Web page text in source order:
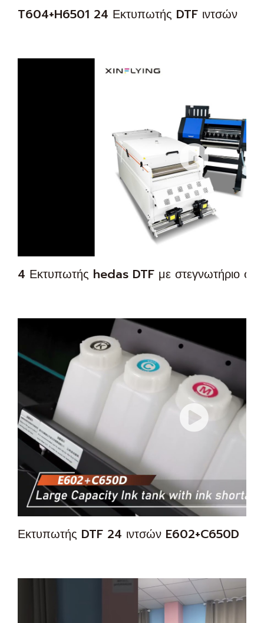
T604+H6501 24 Εκτυπωτής DTF ιντσών
4 Εκτυπωτής hedas DTF με στεγνωτήριο σε
Εκτυπωτής DTF 24 ιντσών E602+C650D